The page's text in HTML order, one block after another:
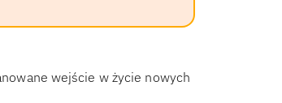
wejście w życie nowych